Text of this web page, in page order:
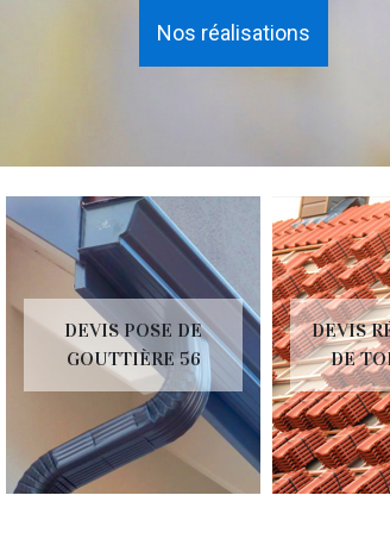
Nos réalisations
DEVIS POSE DE
GOUTTIÈRE 56
DEVIS
DE